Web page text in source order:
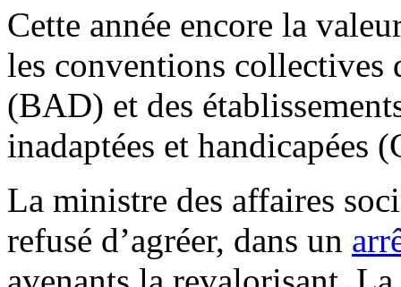
Cette année encore la
les conventions collectives
(BAD) et des
inadaptées et handicapées
La ministre des affaires
refusé d’agréer, dans un